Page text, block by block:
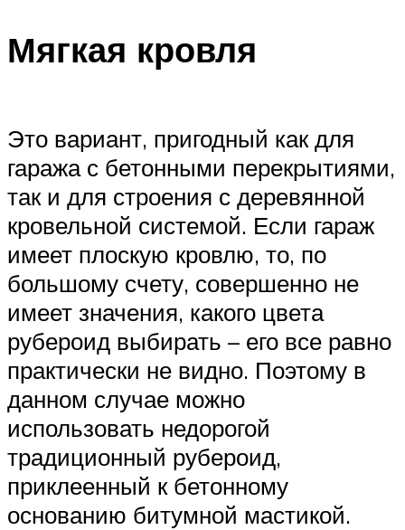
Мягкая кровля
Это вариант, пригодный как для
гаража с бетонными перекрытиями,
так и для строения с деревянной
кровельной системой. Если гараж
имеет плоскую кровлю, то, по
большому счету, совершенно не
имеет значения, какого цвета
рубероид выбирать – его все равно
практически не видно. Поэтому в
данном случае можно
использовать недорогой
традиционный рубероид,
приклеенный к бетонному
основанию битумной мастикой.